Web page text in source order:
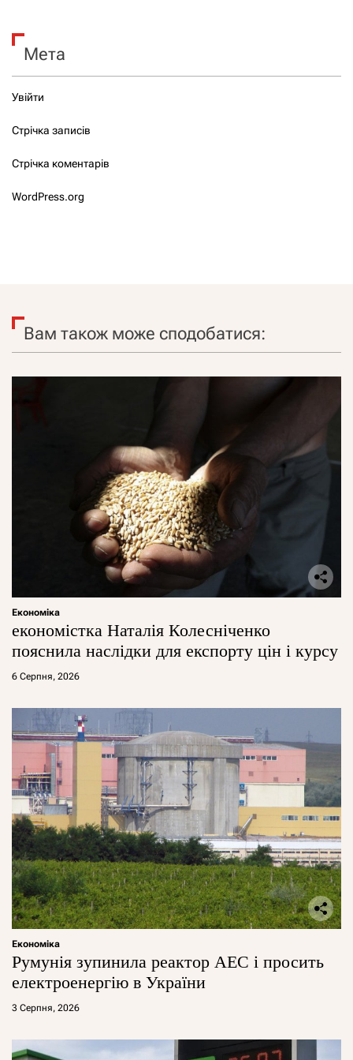
Мета
Увійти
Стрічка записів
Стрічка коментарів
WordPress.org
Вам також може сподобатися:
Економіка
економістка Наталія Колесніченко
пояснила наслідки для експорту цін і курсу
6 Серпня, 2026
Економіка
Румунія зупинила реактор АЕС і просить
електроенергію в України
3 Серпня, 2026